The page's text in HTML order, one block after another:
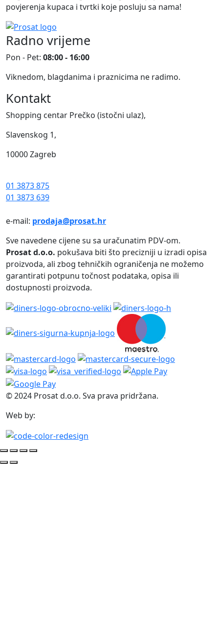
povjerenja kupaca i tvrtki koje posluju sa nama!
Radno vrijeme
Pon - Pet: 08:00 - 16:00
Viknedom, blagdanima i praznicima ne radimo.
Kontakt
Shopping centar Prečko (istočni ulaz),
Slavenskog 1,
10000 Zagreb
01 3873 875
01 3873 639
e-mail: prodaja@prosat.hr
Sve navedene cijene su sa uračunatim PDV-om.
Prosat d.o.o. pokušava biti što precizniji u izradi opisa
proizvoda, ali zbog tehničkih ograničenja ne možemo
garantirati potpunu točnost podataka, opisa ili
dostupnosti proizvoda.
© 2024 Prosat d.o.o. Sva prava pridržana.
Web by: